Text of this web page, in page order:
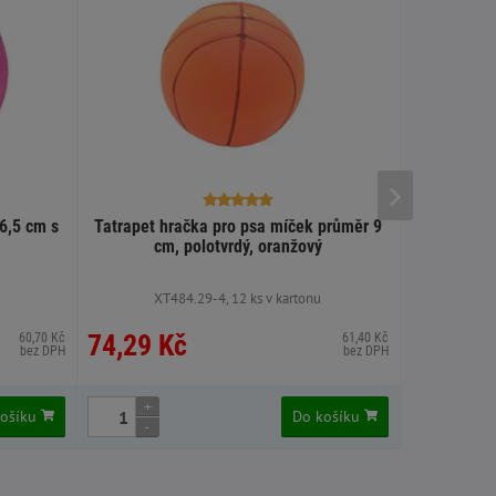
cm s
60,70 Kč
bez DPH
Tatrapet hračka pro psa míček průměr 9
cm, polotvrdý, oranžový
XT484.29-4, 12 ks v kartonu
74,29 Kč
61,40 Kč
bez DPH
+
-
Do košíku